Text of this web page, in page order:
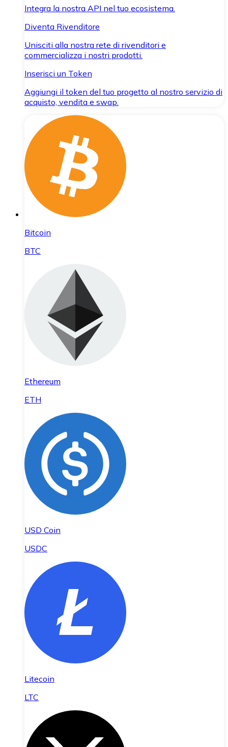
Integra la nostra API nel tuo ecosistema.
Diventa Rivenditore
Unisciti alla nostra rete di rivenditori e
commercializza i nostri prodotti.
Inserisci un Token
Aggiungi il token del tuo progetto al nostro servizio di
acquisto, vendita e swap.
Bitcoin
BTC
Ethereum
ETH
USD Coin
USDC
Litecoin
LTC